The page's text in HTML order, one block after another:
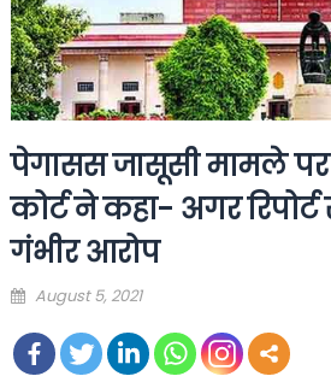
पेगासस जासूसी मामले पर
कोर्ट ने कहा- अगर रिपोर्ट
गंभीर आरोप
Posted
August 5, 2021